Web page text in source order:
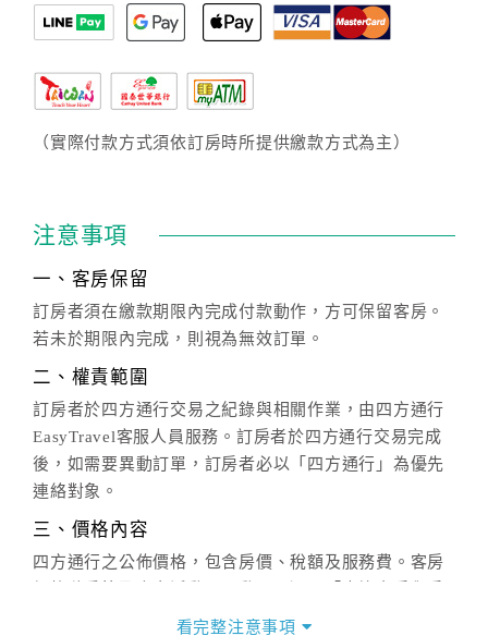
（實際付款方式須依訂房時所提供繳款方式為主）
注意事項
一、客房保留
訂房者須在繳款期限內完成付款動作，方可保留客房。
若未於期限內完成，則視為無效訂單。
二、權責範圍
訂房者於四方通行交易之紀錄與相關作業，由四方通行
EasyTravel客服人員服務。訂房者於四方通行交易完成
後，如需要異動訂單，訂房者必以「四方通行」為優先
連絡對象。
三、價格內容
四方通行之公佈價格，包含房價、稅額及服務費。客房
價」之當日價格為標準。
看完整注意事項